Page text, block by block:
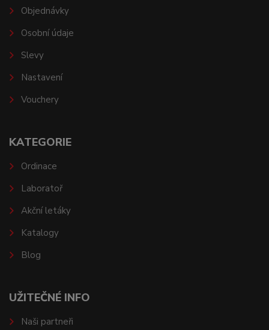
Objednávky
Osobní údaje
Slevy
Nastavení
Vouchery
KATEGORIE
Ordinace
Laboratoř
Akční letáky
Katalogy
Blog
UŽITEČNÉ INFO
Naši partneři